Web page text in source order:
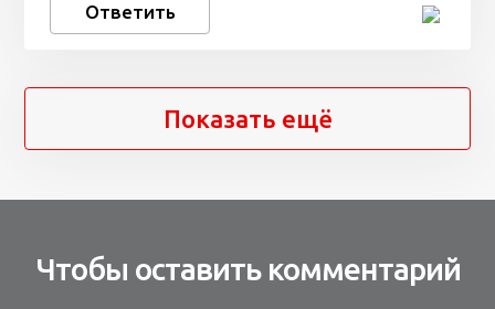
Ответить
Показать ещё
Чтобы оставить комментарий